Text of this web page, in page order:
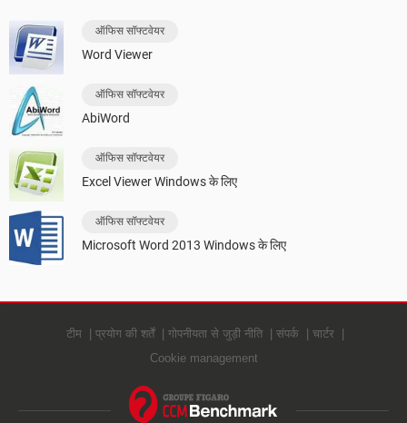
ऑफिस सॉफ्टवेयर
Word Viewer
ऑफिस सॉफ्टवेयर
AbiWord
ऑफिस सॉफ्टवेयर
Excel Viewer Windows के लिए
ऑफिस सॉफ्टवेयर
Microsoft Word 2013 Windows के लिए
टीम प्रयोग की शर्तें गोपनीयता से जुड़ी नीति संपर्क
चार्टर
Cookie management